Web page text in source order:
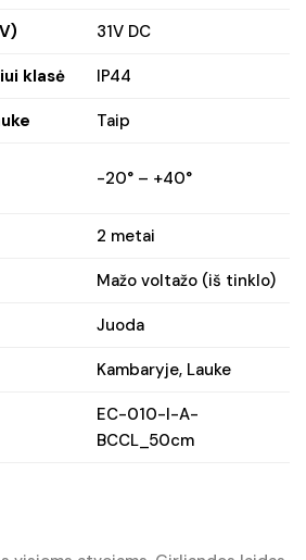
31V DC
klasė IP44
Taip
-20° – +40°
2 metai
Mažo voltažo (iš tinklo)
Juoda
Kambaryje, Lauke
EC-010-I-A-
BCCL_50cm